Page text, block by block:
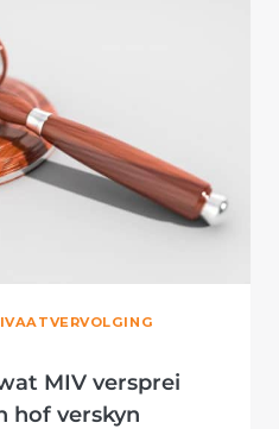
MIV versprei
hof verskyn